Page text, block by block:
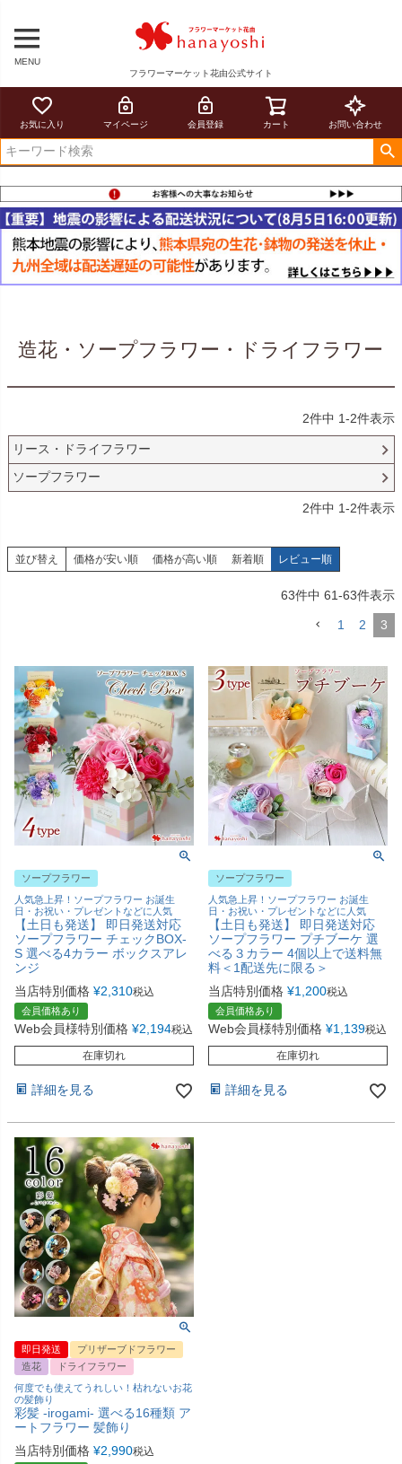
MENU
フラワーマーケット花由公式サイト
お気に入り マイページ 会員登録 カート お問い合わせ
造花・ソープフラワー・ドライフラワー
2件中 1-2件表示
リース・ドライフラワー
ソープフラワー
2件中 1-2件表示
並び替え 価格が安い順 価格が高い順 新着順 レビュー順
63件中 61-63件表示
1 2 3
ソープフラワー
人気急上昇！ソープフラワー お誕生
日・お祝い・プレゼントなどに人気
【土日も発送】 即日発送対応
ソープフラワー チェックBOX-
S 選べる4カラー ボックスアレ
ンジ
当店特別価格 ¥2,310税込
会員価格あり
Web会員様特別価格 ¥2,194税込
在庫切れ
詳細を見る
ソープフラワー
人気急上昇！ソープフラワー お誕生
日・お祝い・プレゼントなどに人気
【土日も発送】 即日発送対応
ソープフラワー プチブーケ 選
べる３カラー 4個以上で送料無
料＜1配送先に限る＞
当店特別価格 ¥1,200税込
会員価格あり
Web会員様特別価格 ¥1,139税込
在庫切れ
詳細を見る
即日発送
プリザーブドフラワー
造花
ドライフラワー
何度でも使えてうれしい！枯れないお花
の髪飾り
彩髪 -irogami- 選べる16種類 ア
ートフラワー 髪飾り
当店特別価格 ¥2,990税込